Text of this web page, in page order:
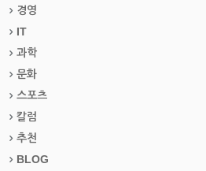
경영
IT
과학
문화
스포츠
칼럼
추천
BLOG